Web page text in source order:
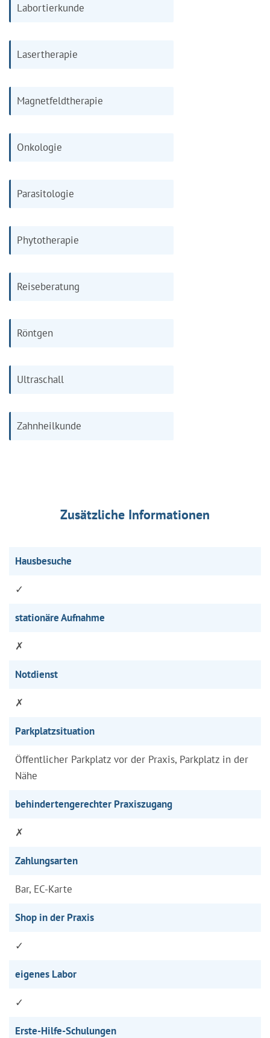
Labortierkunde
Lasertherapie
Magnetfeldtherapie
Onkologie
Parasitologie
Phytotherapie
Reiseberatung
Röntgen
Ultraschall
Zahnheilkunde
Zusätzliche Informationen
Hausbesuche
✓
stationäre Aufnahme
✗
Notdienst
✗
Parkplatzsituation
Öffentlicher Parkplatz vor der Praxis, Parkplatz in der
Nähe
behindertengerechter Praxiszugang
✗
Zahlungsarten
Bar, EC-Karte
Shop in der Praxis
✓
eigenes Labor
✓
Erste-Hilfe-Schulungen